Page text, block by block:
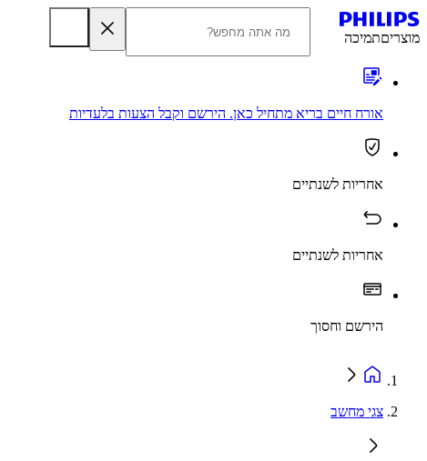
מוצריםתמיכה
אורח חיים בריא מתחיל כאן. הירשם וקבל הצעות בלעדיות
אחריות לשנתיים
אחריות לשנתיים
הירשם וחסוך
צגי מחשב